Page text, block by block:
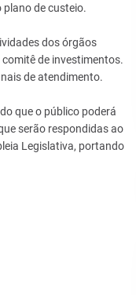
de custeio.
dos órgãos
de investimentos.
de atendimento.
que o público poderá
serão respondidas ao
Legislativa, portando